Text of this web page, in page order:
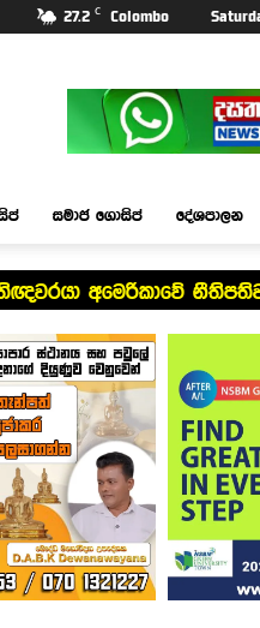
27.2 C Colombo
සමාජ ගොසිප් දේශපාලන
අමෙරිකාවේ